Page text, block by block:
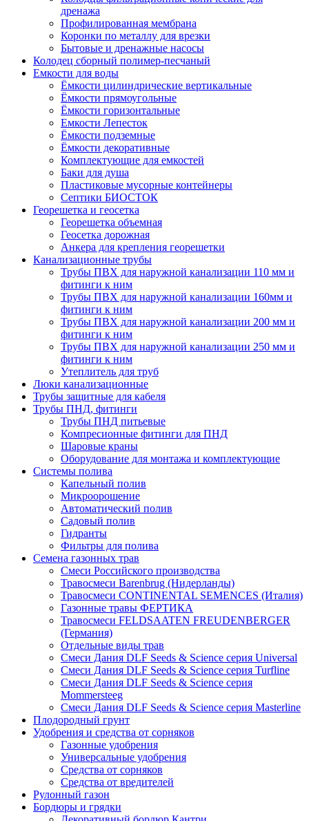
дренажа
Профилированная мембрана
Коронки по металлу для врезки
Бытовые и дренажные насосы
Колодец сборный полимер-песчаный
Емкости для воды
Ёмкости цилиндрические вертикальные
Ёмкости прямоугольные
Ёмкости горизонтальные
Емкости Лепесток
Ёмкости подземные
Ёмкости декоративные
Комплектующие для емкостей
Баки для душа
Пластиковые мусорные контейнеры
Септики БИОСТОК
Георешетка и геосетка
Георешетка объемная
Геосетка дорожная
Анкера для крепления георешетки
Канализационные трубы
Трубы ПВХ для наружной канализации 110 мм и
фитинги к ним
Трубы ПВХ для наружной канализации 160мм и
фитинги к ним
Трубы ПВХ для наружной канализации 200 мм и
фитинги к ним
Трубы ПВХ для наружной канализации 250 мм и
фитинги к ним
Утеплитель для труб
Люки канализационные
Трубы защитные для кабеля
Трубы ПНД, фитинги
Трубы ПНД питьевые
Компресионные фитинги для ПНД
Шаровые краны
Оборудование для монтажа и комплектующие
Системы полива
Капельный полив
Микроорошение
Автоматический полив
Садовый полив
Гидранты
Фильтры для полива
Семена газонных трав
Смеси Российского производства
Травосмеси Barenbrug (Нидерланды)
Травосмеси CONTINENTAL SEMENCES (Италия)
Газонные травы ФЕРТИКА
Травосмеси FELDSAATEN FREUDENBERGER
(Германия)
Отдельные виды трав
Смеси Дания DLF Seeds & Sciеnce серия Universal
Смеси Дания DLF Seeds & Sciеnce серия Turfline
Смеси Дания DLF Seeds & Sciеnce серия
Mommersteeg
Смеси Дания DLF Seeds & Sciеnce серия Masterline
Плодородный грунт
Удобрения и средства от сорняков
Газонные удобрения
Универсальные удобрения
Средства от сорняков
Средства от вредителей
Рулонный газон
Бордюры и грядки